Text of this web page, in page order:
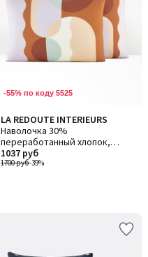
-55% по коду 5525
LA REDOUTE INTERIEURS
Наволочка 30%
переработанный хлопок,
Karmélie / Кармели
1700 руб-39%
1037 руб